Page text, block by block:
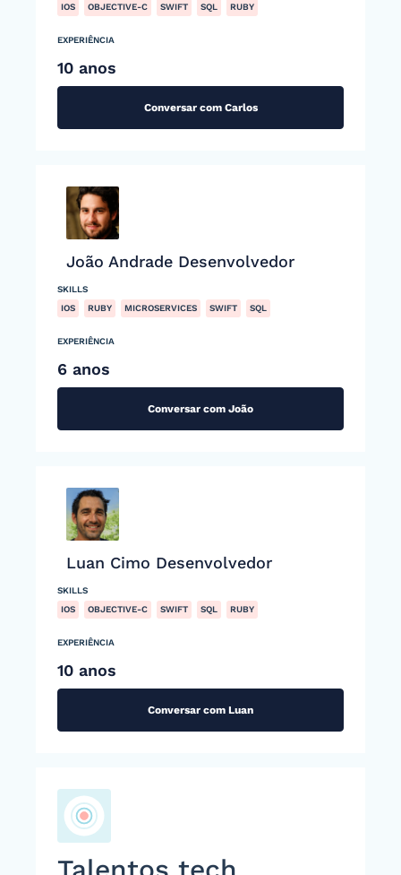
IOS
OBJECTIVE-C SWIFT SQL RUBY
EXPERIÊNCIA
10 anos
Conversar com Carlos
João Andrade Desenvolvedor
SKILLS
IOS
RUBY MICROSERVICES SWIFT SQL
EXPERIÊNCIA
6 anos
Conversar com João
Luan Cimo Desenvolvedor
SKILLS
IOS
OBJECTIVE-C SWIFT SQL RUBY
EXPERIÊNCIA
10 anos
Conversar com Luan